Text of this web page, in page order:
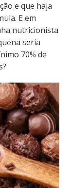
e que haja
E em
nutricionista
seria
70% de